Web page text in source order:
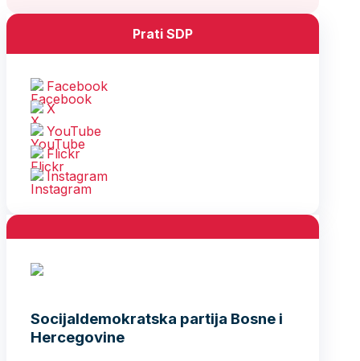
Prati SDP
Facebook
X
YouTube
Flickr
Instagram
Socijaldemokratska partija Bosne i
Hercegovine